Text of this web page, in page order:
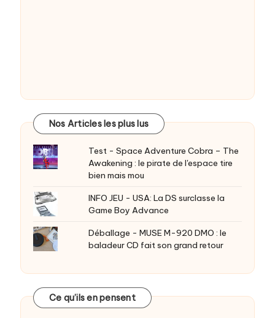
Nos Articles les plus lus
Test - Space Adventure Cobra – The
Awakening : le pirate de l'espace tire
bien mais mou
INFO JEU - USA: La DS surclasse la
Game Boy Advance
Déballage - MUSE M-920 DMO : le
baladeur CD fait son grand retour
Ce qu’ils en pensent